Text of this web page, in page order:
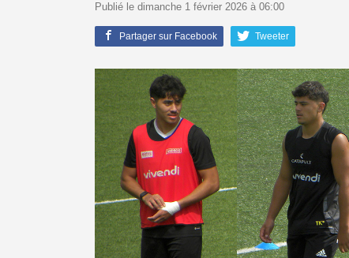
Publié le dimanche 1 février 2026 à 06:00
Partager sur Facebook Tweeter